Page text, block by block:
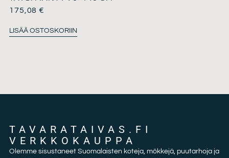
175,08€
LISÄÄ OSTOSKORIIN
TAVARATAIVAS.FI
VERKKOKAUPPA
Olemme sisustaneet Suomalaisten koteja, mökkejä, puutarhoja ja